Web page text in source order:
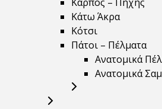
Καρπός – Πήχης
Κάτω Άκρα
Κότσι
Πάτοι – Πέλματα
Ανατομικά
Ανατομικά